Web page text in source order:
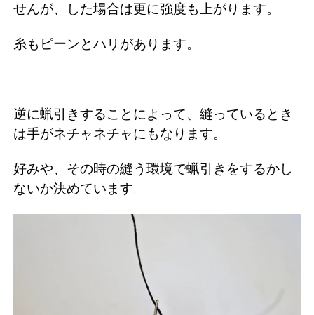
せんが、した場合は更に強度も上がります。
糸もピーンとハリがあります。
逆に蝋引きすることによって、縫っているとき
は手がネチャネチャにもなります。
好みや、その時の縫う環境で蝋引きをするかし
ないか決めています。